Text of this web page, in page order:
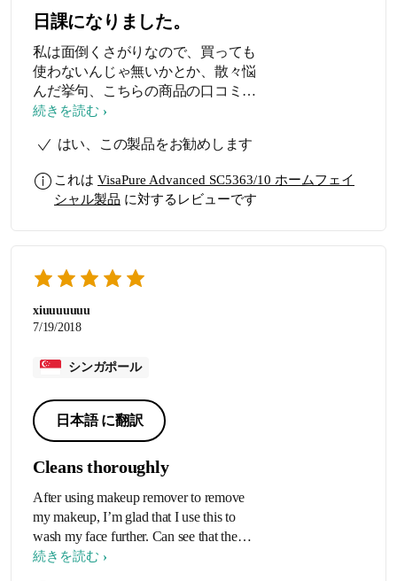
日課になりました。
私は面倒くさがりなので、買っても
使わないんじゃ無いかとか、散々悩
んだ挙句、こちらの商品の口コミを
ほぼ見尽くして、さほど悪い事を書
た。 結果、今は手放せません！！ 見
方、それでもってマッサージ機能が
付いていて本当に買ってよかったで
りました、むしろ楽しみになってま
す！笑 ただ、替えブラシがもう少し
お手頃価格だと良かったなぁーとは
思います。 ちなみに、友達に勧め
続きを読む
はい、この製品をお勧めします
これは VisaPure Advanced SC5363/10 ホームフェイ
シャル製品 に対するレビューです
xiuuuuuuu
7/19/2018
シンガポール
日本語 に翻訳
Cleans thoroughly
After using makeup remover to remove
my makeup, I’m glad that I use this to
wash my face further. Can see that the
brush turns brownish after one wash. I like
続きを読む